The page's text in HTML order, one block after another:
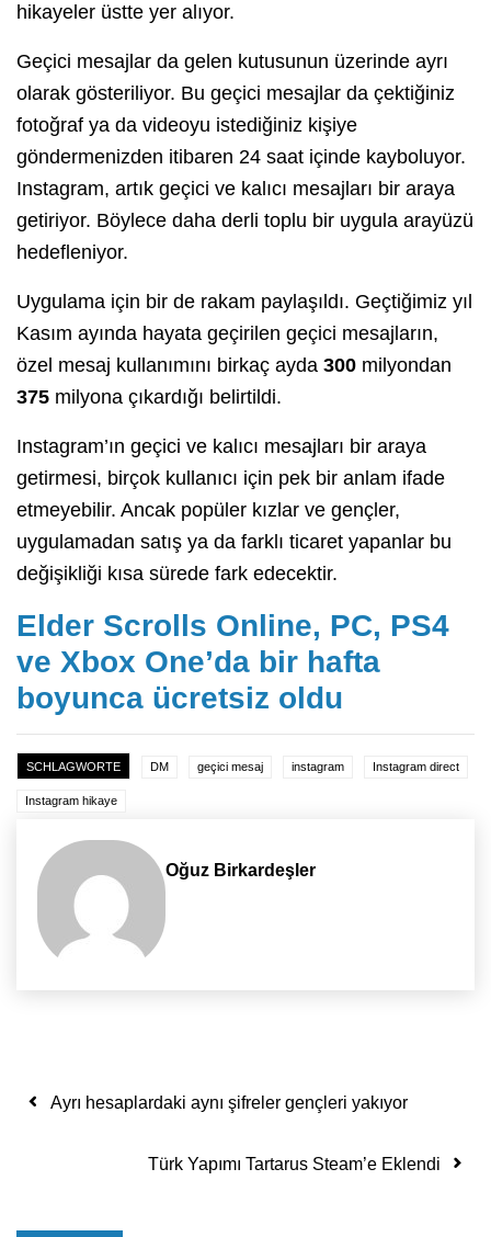
hikayeler üstte yer alıyor.
Geçici mesajlar da gelen kutusunun üzerinde ayrı
olarak gösteriliyor. Bu geçici mesajlar da çektiğiniz
fotoğraf ya da videoyu istediğiniz kişiye
göndermenizden itibaren 24 saat içinde kayboluyor.
Instagram, artık geçici ve kalıcı mesajları bir araya
getiriyor. Böylece daha derli toplu bir uygula arayüzü
hedefleniyor.
Uygulama için bir de rakam paylaşıldı. Geçtiğimiz yıl
Kasım ayında hayata geçirilen geçici mesajların,
özel mesaj kullanımını birkaç ayda 300 milyondan
375 milyona çıkardığı belirtildi.
Instagram’ın geçici ve kalıcı mesajları bir araya
getirmesi, birçok kullanıcı için pek bir anlam ifade
etmeyebilir. Ancak popüler kızlar ve gençler,
uygulamadan satış ya da farklı ticaret yapanlar bu
değişikliği kısa sürede fark edecektir.
Elder Scrolls Online, PC, PS4
ve Xbox One’da bir hafta
boyunca ücretsiz oldu
SCHLAGWORTE DM geçici mesaj instagram Instagram direct
Instagram hikaye
Oğuz Birkardeşler
Yazı dolaşımı
Ayrı hesaplardaki aynı şifreler gençleri yakıyor
Türk Yapımı Tartarus Steam’e Eklendi